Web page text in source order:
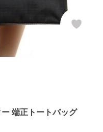
端正トートバッグ